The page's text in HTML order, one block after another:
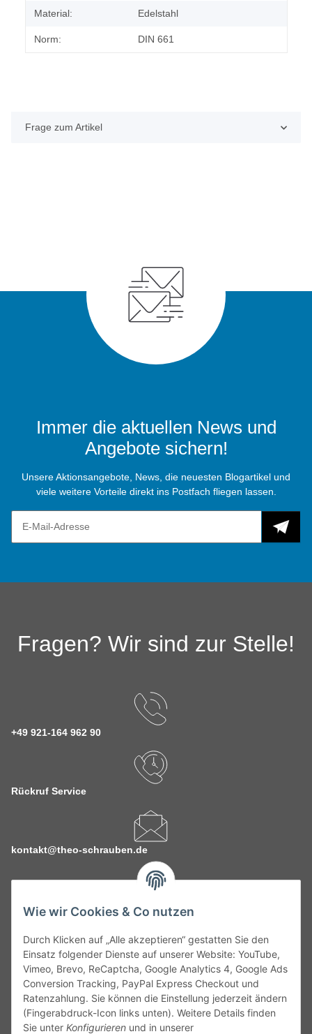
Wie wir Cookies & Co nutzen
Durch Klicken auf „Alle akzeptieren“ gestatten Sie den
Einsatz folgender Dienste auf unserer Website: YouTube,
Vimeo, Brevo, ReCaptcha, Google Analytics 4, Google Ads
Conversion Tracking, PayPal Express Checkout und
Ratenzahlung. Sie können die Einstellung jederzeit ändern
(Fingerabdruck-Icon links unten). Weitere Details finden
Sie unter Konfigurieren und in unserer
Material: Edelstahl
Norm: DIN 661
Frage zum Artikel
Immer die aktuellen News und
Angebote sichern!
Unsere Aktionsangebote, News, die neuesten Blogartikel und
viele weitere Vorteile direkt ins Postfach fliegen lassen.
Fragen? Wir sind zur Stelle!
+49 921-164 962 90
Rückruf Service
kontakt@theo-schrauben.de
Service
Gesetzliche Informationen
Alle technischen Angaben ohne Gewähr. Irrtümer und fehlerhafte